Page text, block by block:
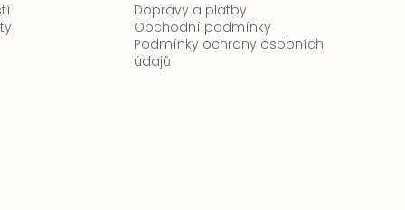
Dopravy a platby
Obchodní podmínky
Podmínky ochrany osobních
údajů